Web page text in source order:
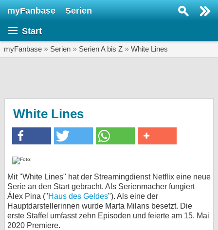
myFanbase Serien
Start
myFanbase » Serien » Serien A bis Z » White Lines
White Lines
Mit "White Lines" hat der Streamingdienst Netflix eine neue
Serie an den Start gebracht. Als Serienmacher fungiert
Álex Pina ("Haus des Geldes"). Als eine der
Hauptdarstellerinnen wurde Marta Milans besetzt. Die
erste Staffel umfasst zehn Episoden und feierte am 15. Mai
2020 Premiere.
SERIEN
Veranstaltungen
KULTUR
SERVICE
Gewinnspiele
Forum